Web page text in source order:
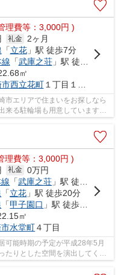
理費等：3,000円 )
礼金
2ヶ月
「立花」駅 徒歩7分
「武庫之荘」駅 徒歩28分
㎡
市西立花町１丁目１４－２
市エリアで住まいをお探しなら
来る駐輪場も用意しています。
理費等：3,000円 )
礼金 0万円
「武庫之荘 」駅 徒歩14分
「立花 」駅 徒歩20分
「甲子園口 」駅 徒歩22分
㎡
市水堂町４丁目
可能時期の予定が平成28年5月
たりとした空間を演出してくれ
ホンで、...